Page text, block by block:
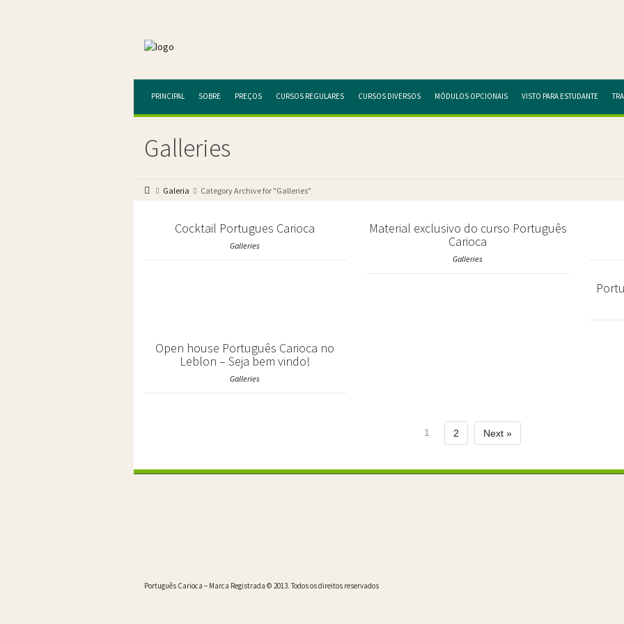
PRINCIPAL SOBRE PREÇOS CURSOS REGULARES CURSOS DIVERSOS MÓDULOS OPCIONAIS VISTO PARA ESTUDANTE
Galleries
Galeria Category Archive for "Galleries"
Cocktail Portugues Carioca
Galleries
Material exclusivo do curso Português
Carioca
Galleries
Open house Português Carioca no
Leblon – Seja bem vindo!
Galleries
1 2 Next »
Português Carioca – Marca Registrada © 2013. Todos os direitos reservados